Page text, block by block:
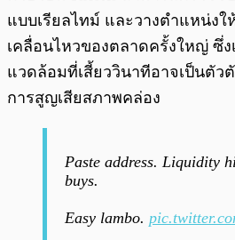
แบบเรียลไทม์ และวางตำแหน่งใ
เคลื่อนไหวของตลาดครั้งใหญ่ ซึ่
แวดล้อมที่เสี้ยววินาทีอาจเป็นตัว
การสูญเสียสภาพคล่อง
Paste address. Liquidity
buys.
Easy lambo.